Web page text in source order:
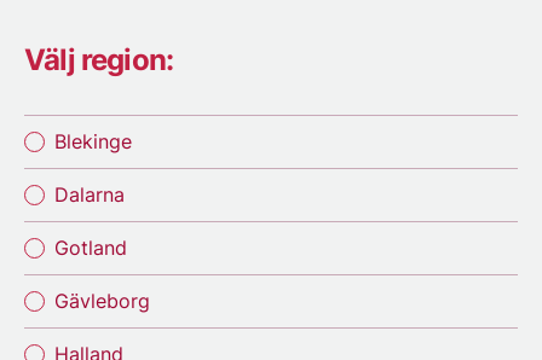
Välj region:
Blekinge
Dalarna
Gotland
Gävleborg
Halland